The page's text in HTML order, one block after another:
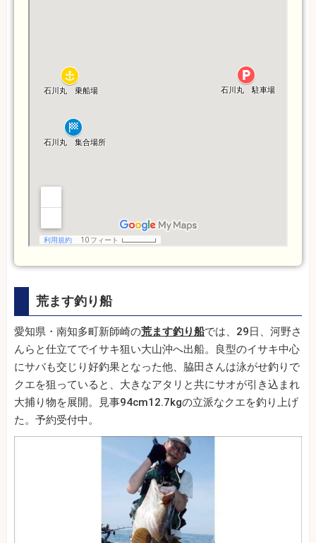
荒ます釣り船
愛知県・南知多町新師崎の荒ます釣り船では、29日、河野さ
んらと仕立てでイサキ狙い大山沖へ出船。良型のイサキ中心
にサバも交じり好釣果となった他、脇田さんは泳がせ釣りで
クエを狙っていると、大きなアタリと共にサオが引き込まれ
大捕り物を展開。見事94cm12.7kgの立派なクエを釣り上げ
た。予約受付中。